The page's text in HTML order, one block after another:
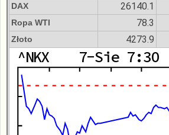
DAX 26140.1
Ropa WTI 78.3
Złoto 4273.9